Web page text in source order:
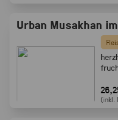
Urban Musakhan
(inkl.